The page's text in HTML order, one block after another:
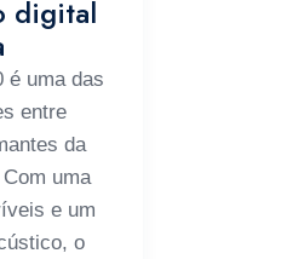
digital
é uma das
entre
da
uma
e um
o